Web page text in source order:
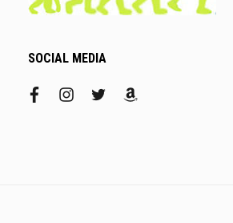
SOCIAL MEDIA
facebookinstagram
twitteramazon